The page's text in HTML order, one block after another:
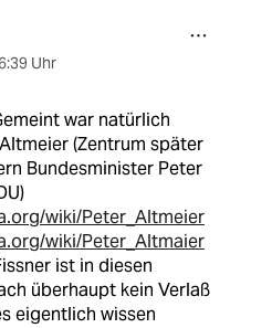
Uhr
war natürlich
(Zentrum später
Bundesminister Peter
wiki/Peter_Altmeier
wiki/Peter_Altmaier
ist in diesen
überhaupt kein Verlaß
eigentlich wissen